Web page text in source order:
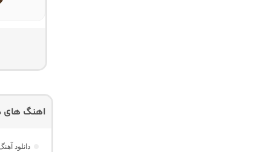
اهنگ های
دانلود آهنگ ریورب 3 “ریمیکس عاشقانه احساسی